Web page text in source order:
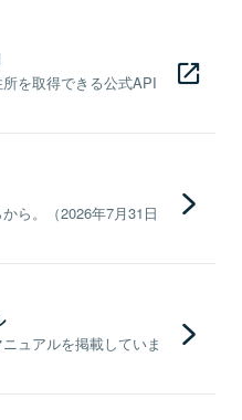
を取得できる公式API
ら。（2026年7月31日
ュアルを掲載していま